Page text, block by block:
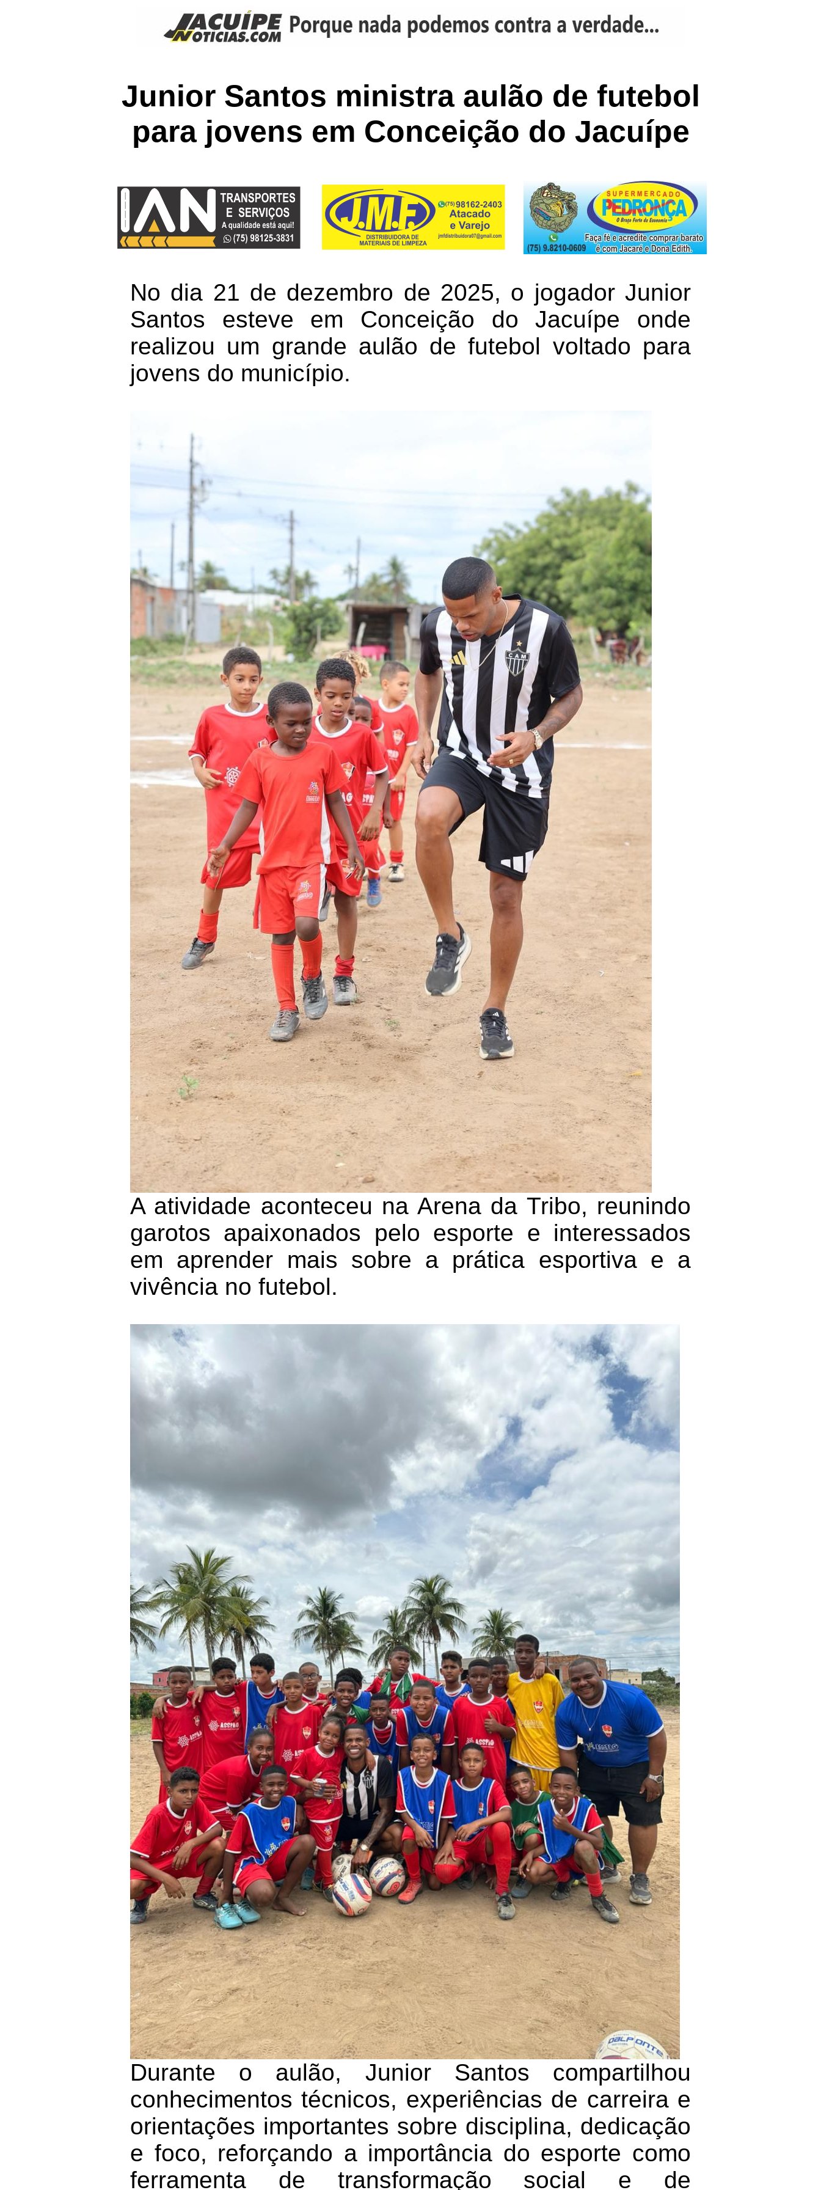
Junior Santos ministra aulão de futebol
para jovens em Conceição do Jacuípe
No dia 21 de dezembro de 2025, o jogador Junior
Santos esteve em Conceição do Jacuípe onde
realizou um grande aulão de futebol voltado para
jovens do município.
A atividade aconteceu na Arena da Tribo, reunindo
garotos apaixonados pelo esporte e interessados
em aprender mais sobre a prática esportiva e a
vivência no futebol.
Durante o aulão, Junior Santos compartilhou
conhecimentos técnicos, experiências de carreira e
orientações importantes sobre disciplina, dedicação
e foco, reforçando a importância do esporte como
ferramenta de transformação social e de